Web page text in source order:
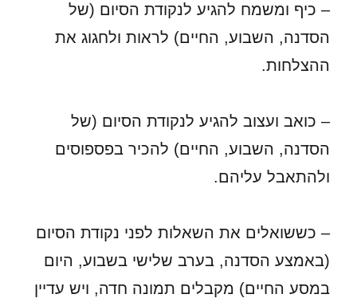
– כיף ומשמח להגיע לנקודת הסיום (של
הסדנה, השבוע, החיים) לראות ולחגוג את
ההצלחות.
– כואב ועצוב להגיע לנקודת הסיום (של
הסדנה, השבוע, החיים) להכיר בפספוסים
ולהתאבל עליהם.
– כששואלים את השאלות לפני נקודת הסיום
(באמצע הסדנה, בערב שלישי בשבוע, היום
במסע החיים) מקבלים תמונה חדה, ויש עדיין